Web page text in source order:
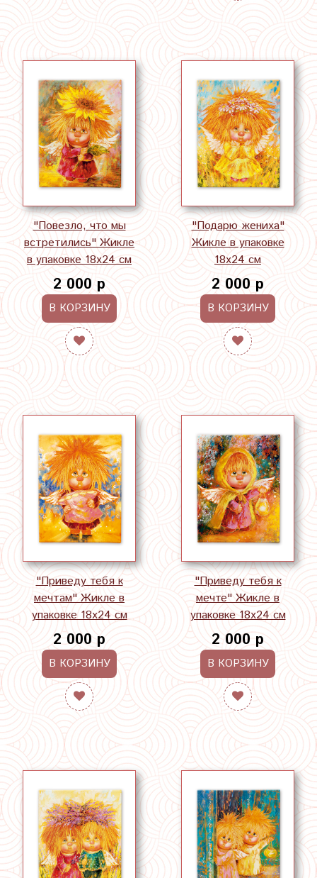
"Повезло, что мы
встретились" Жикле
в упаковке 18х24 см
2 000 р
В КОРЗИНУ
"Подарю жениха"
Жикле в упаковке
18х24 см
2 000 р
В КОРЗИНУ
"Приведу тебя к
мечтам" Жикле в
упаковке 18х24 см
2 000 р
В КОРЗИНУ
"Приведу тебя к
мечте" Жикле в
упаковке 18х24 см
2 000 р
В КОРЗИНУ